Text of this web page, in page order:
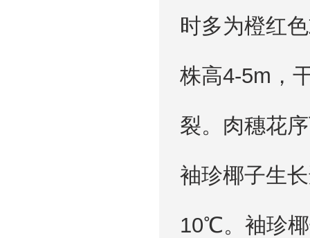
时多为橙红
株高4-5m，
裂。肉穗花
袖珍椰子生
10℃。袖珍